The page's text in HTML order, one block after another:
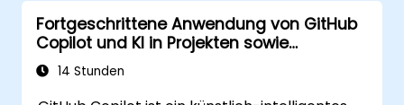
Fortgeschrittene Anwendung von GitHub
Copilot und KI in Projekten sowie
Infrastrukturen
14 Stunden